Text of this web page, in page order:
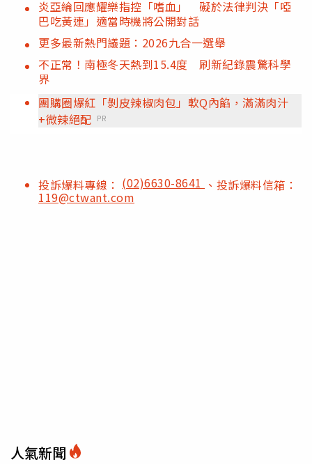
炎亞綸回應耀樂指控「嗜血」 礙於法律判決「啞
巴吃黃連」適當時機將公開對話
更多最新熱門議題：2026九合一選舉
不正常！南極冬天熱到15.4度 刷新紀錄震驚科學
界
團購圈爆紅「剝皮辣椒肉包」軟Q內餡，滿滿肉汁
+微辣絕配 PR
投訴爆料專線： (02)6630-8641 、投訴爆料信箱：
119@ctwant.com
人氣新聞